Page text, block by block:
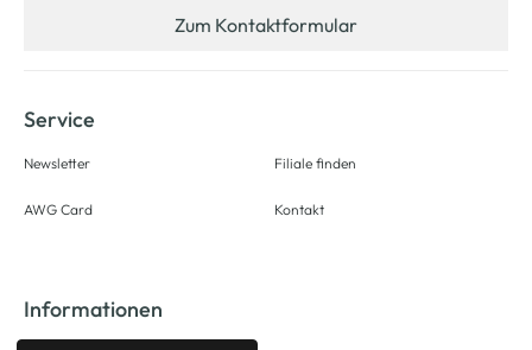
Zum Kontaktformular
Service
Newsletter
AWG Card
Filiale finden
Kontakt
Informationen